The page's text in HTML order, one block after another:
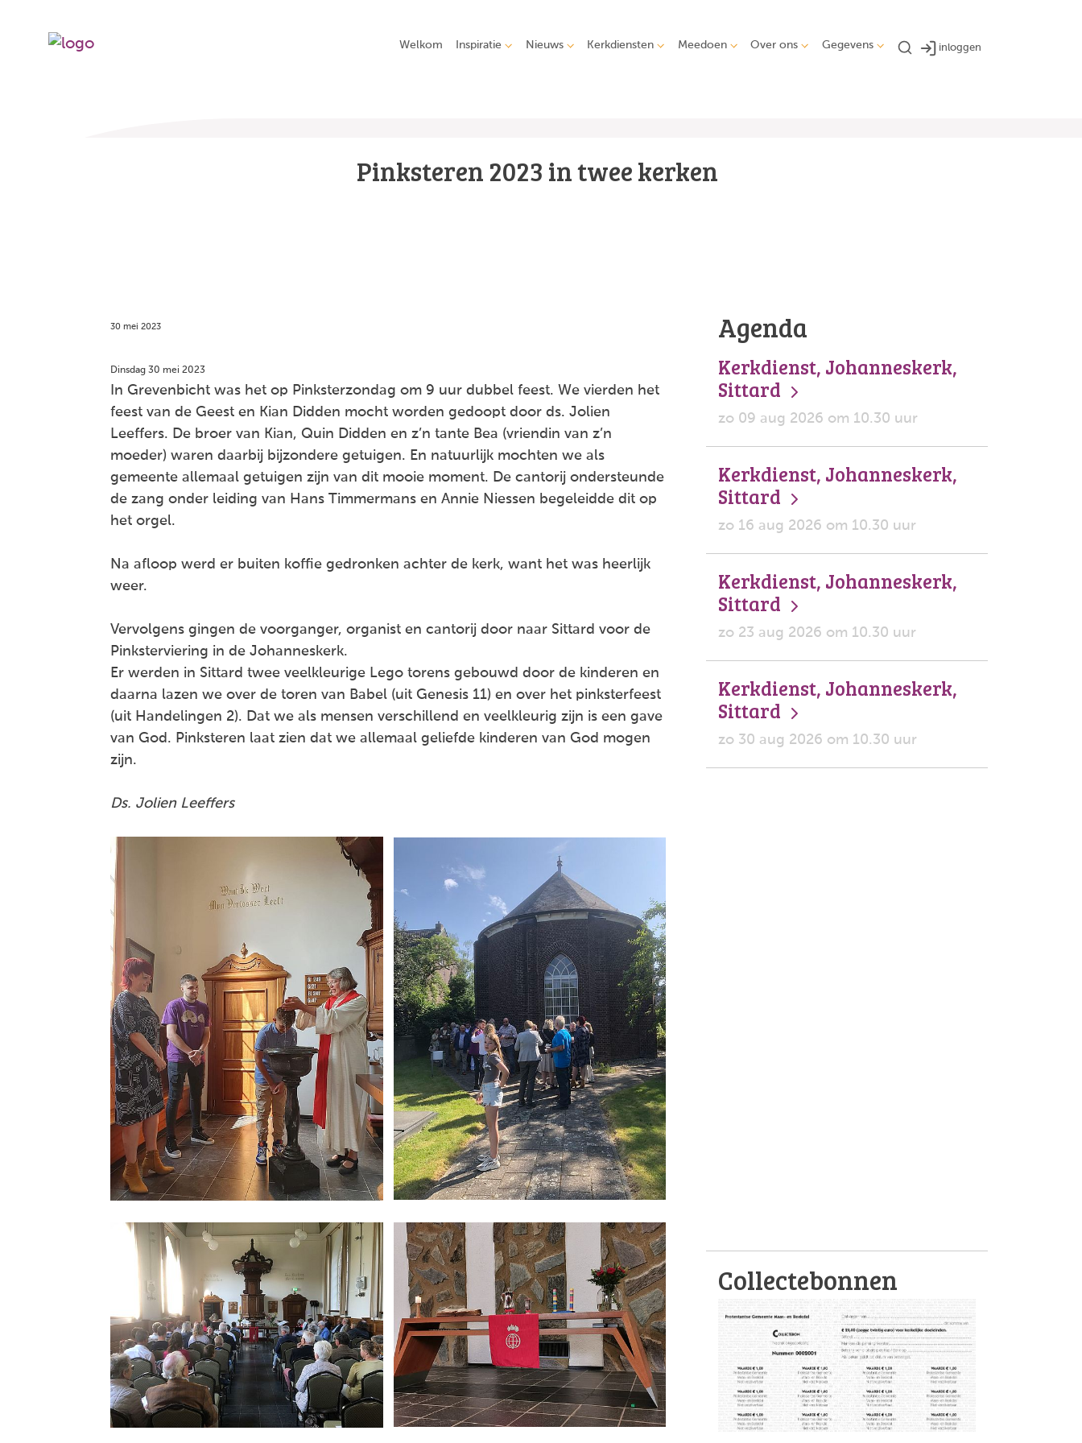
Welkom Inspiratie Nieuws Kerkdiensten Meedoen Over ons Gegevens inloggen
Pinksteren 2023 in twee kerken
30 mei 2023
Dinsdag 30 mei 2023
In Grevenbicht was het op Pinksterzondag om 9 uur dubbel feest. We vierden het
feest van de Geest en Kian Didden mocht worden gedoopt door ds. Jolien
Leeffers. De broer van Kian, Quin Didden en z’n tante Bea (vriendin van z’n
moeder) waren daarbij bijzondere getuigen. En natuurlijk mochten we als
gemeente allemaal getuigen zijn van dit mooie moment. De cantorij ondersteunde
de zang onder leiding van Hans Timmermans en Annie Niessen begeleidde dit op
het orgel.
Na afloop werd er buiten koffie gedronken achter de kerk, want het was heerlijk
weer.
Vervolgens gingen de voorganger, organist en cantorij door naar Sittard voor de
Pinksterviering in de Johanneskerk.
Er werden in Sittard twee veelkleurige Lego torens gebouwd door de kinderen en
daarna lazen we over de toren van Babel (uit Genesis 11) en over het pinksterfeest
(uit Handelingen 2). Dat we als mensen verschillend en veelkleurig zijn is een gave
van God. Pinksteren laat zien dat we allemaal geliefde kinderen van God mogen
zijn.
Ds. Jolien Leeffers
Agenda
Kerkdienst, Johanneskerk,
Sittard
zo 09 aug 2026 om 10.30 uur
Kerkdienst, Johanneskerk,
Sittard
zo 16 aug 2026 om 10.30 uur
Kerkdienst, Johanneskerk,
Sittard
zo 23 aug 2026 om 10.30 uur
Kerkdienst, Johanneskerk,
Sittard
zo 30 aug 2026 om 10.30 uur
Collectebonnen